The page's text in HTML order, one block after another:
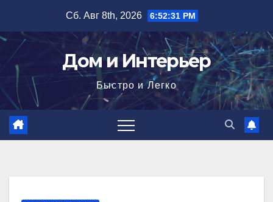
содержимому
Сб. Авг 8th, 2026 6:52:33 PM
Дом и Интерьер
Быстро и Легко